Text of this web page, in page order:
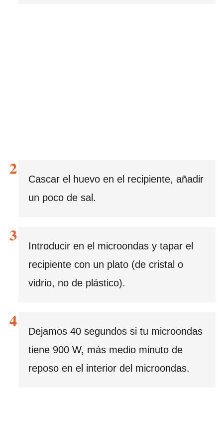
Cascar el huevo en el recipiente, añadir
un poco de sal.
Introducir en el microondas y tapar el
recipiente con un plato (de cristal o
vidrio, no de plástico).
Dejamos 40 segundos si tu microondas
tiene 900 W, más medio minuto de
reposo en el interior del microondas.